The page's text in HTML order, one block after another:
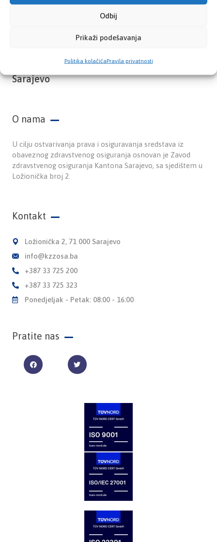
Odbij
Prikaži podešavanja
Politika kolačićaPravila privatnosti
Zavod zdravstvenog osiguranja Kantona
Sarajevo
O nama
U cilju ostvarivanja prava i osiguravanja sredstava iz
obaveznog zdravstvenog osiguranja osnovan je Zavod
zdravstvenog osiguranja Kantona Sarajevo, sa sjedištem u
Ložionička broj 2.
Kontakt
Ložionička 2, 71 000 Sarajevo
info@kzzosa.ba
+387 33 725 200
+387 33 725 323
Ponedjeljak - Petak: 08:00 - 16:00
Pratite nas